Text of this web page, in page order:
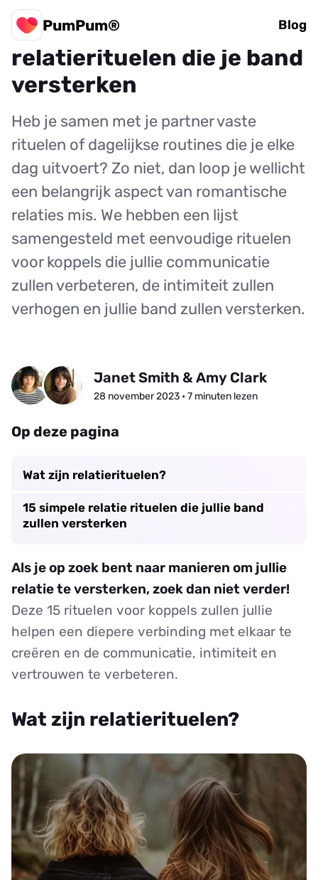
PumPum® Blog
15 eenvoudige
relatierituelen die je band
versterken
Heb je samen met je partner vaste
rituelen of dagelijkse routines die je elke
dag uitvoert? Zo niet, dan loop je wellicht
een belangrijk aspect van romantische
relaties mis. We hebben een lijst
samengesteld met eenvoudige rituelen
voor koppels die jullie communicatie
zullen verbeteren, de intimiteit zullen
verhogen en jullie band zullen versterken.
Janet Smith & Amy Clark
28 november 2023 • 7 minuten lezen
Op deze pagina
Wat zijn relatierituelen?
15 simpele relatie rituelen die jullie band
zullen versterken
Als je op zoek bent naar manieren om jullie
relatie te versterken, zoek dan niet verder!
Deze 15 rituelen voor koppels zullen jullie
helpen een diepere verbinding met elkaar te
creëren en de communicatie, intimiteit en
vertrouwen te verbeteren.
Wat zijn relatierituelen?